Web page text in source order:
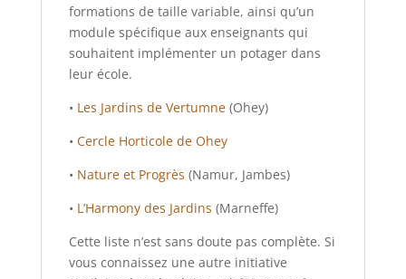
formations de taille variable, ainsi qu’un
module spécifique aux enseignants qui
souhaitent implémenter un potager dans
leur école.
• Les Jardins de Vertumne(Ohey)
• Cercle Horticole de Ohey
• Nature et Progrès (Namur, Jambes)
• L’Harmony des Jardins (Marneffe)
Cette liste n’est sans doute pas complète. Si
vous connaissez une autre initiative